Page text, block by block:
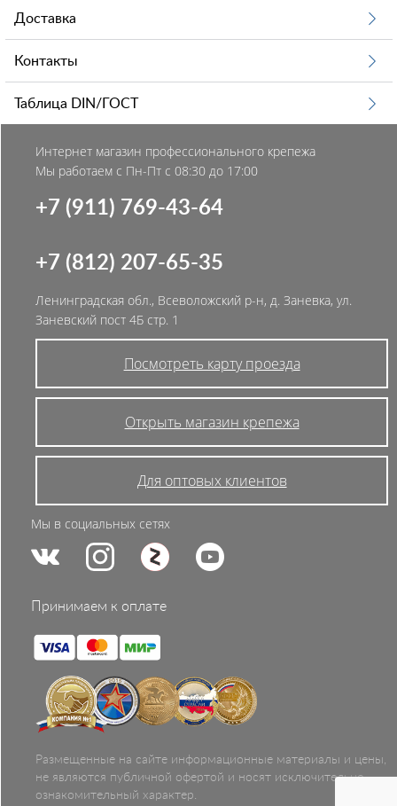
Доставка
Контакты
Таблица DIN/ГОСТ
Интернет магазин профессионального крепежа
Мы работаем с Пн-Пт с 08:30 до 17:00
+7 (911) 769-43-64
+7 (812) 207-65-35
Ленинградская обл., Всеволожский р-н, д. Заневка, ул.
Заневский пост 4Б стр. 1
Посмотреть карту проезда
Открыть магазин крепежа
Для оптовых клиентов
Мы в социальных сетях
Принимаем к оплате
Размещенные на сайте информационные материалы и цены,
не являются публичной офертой и носят исключительно
ознакомительный характер.